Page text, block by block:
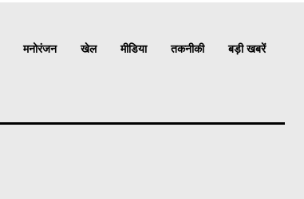
मनोरंजन खेल मीडिया तकनीकी बड़ी खबरें